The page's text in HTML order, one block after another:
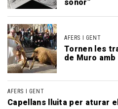
sonor”
AFERS I GENT
Tornen les
de Muro
AFERS I GENT
Capellans lluita per aturar